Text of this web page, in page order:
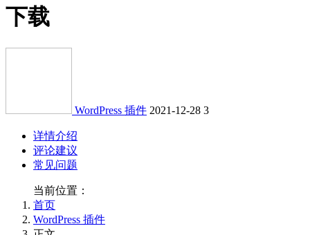
下载
WordPress 插件 2021-12-28 3
详情介绍
评论建议
常见问题
当前位置：
首页
WordPress 插件